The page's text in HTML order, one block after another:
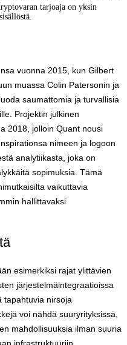
tarjoaja on yksin
vuonna 2015, kun Gilbert
muassa Colin Patersonin ja
saumattomia ja turvallisia
Projektin julkinen
2018, jolloin Quant nousi
nimeen ja logoon
analytiikasta, joka on
sopimuksia. Tämä
vaikuttavia
hallittavaksi
esimerkiksi rajat ylittävien
järjestelmäintegraatioissa
tapahtuvia nirsoja
voi nähdä suuryrityksissä,
mahdollisuuksia ilman suuria